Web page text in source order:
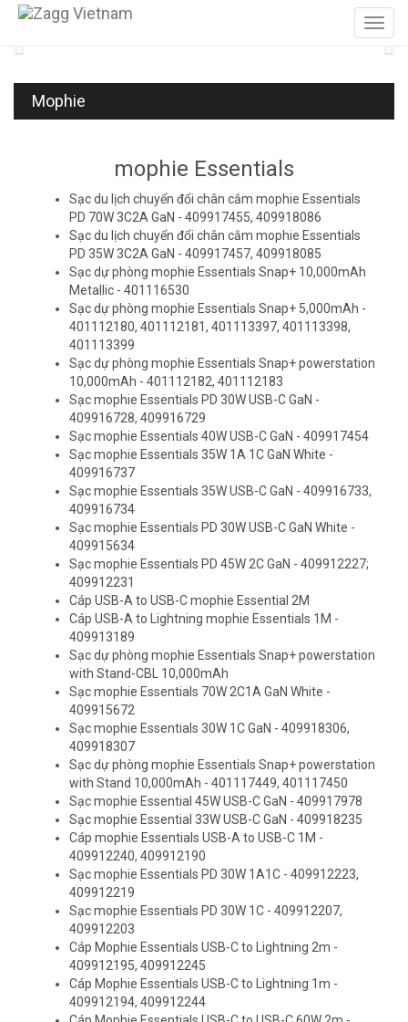
Previous
Mophie
mophie Essentials
Sạc du lịch chuyển đổi chân cắm mophie Essentials
PD 70W 3C2A GaN - 409917455, 409918086
Sạc du lịch chuyển đổi chân cắm mophie Essentials
PD 35W 3C2A GaN - 409917457, 409918085
Sạc dự phòng mophie Essentials Snap+ 10,000mAh
Metallic - 401116530
Sạc dự phòng mophie Essentials Snap+ 5,000mAh -
401112180, 401112181, 401113397, 401113398,
401113399
Sạc dự phòng mophie Essentials Snap+ powerstation
10,000mAh - 401112182, 401112183
Sạc mophie Essentials PD 30W USB-C GaN -
409916728, 409916729
Sạc mophie Essentials 40W USB-C GaN - 409917454
Sạc mophie Essentials 35W 1A 1C GaN White -
409916737
Sạc mophie Essentials 35W USB-C GaN - 409916733,
409916734
Sạc mophie Essentials PD 30W USB-C GaN White -
409915634
Sạc mophie Essentials PD 45W 2C GaN - 409912227;
409912231
Cáp USB-A to USB-C mophie Essential 2M
Cáp USB-A to Lightning mophie Essentials 1M -
409913189
Sạc dự phòng mophie Essentials Snap+ powerstation
with Stand-CBL 10,000mAh
Sạc mophie Essentials 70W 2C1A GaN White -
409915672
Sạc mophie Essentials 30W 1C GaN - 409918306,
409918307
Sạc dự phòng mophie Essentials Snap+ powerstation
with Stand 10,000mAh - 401117449, 401117450
Sạc mophie Essential 45W USB-C GaN - 409917978
Sạc mophie Essential 33W USB-C GaN - 409918235
Cáp mophie Essentials USB-A to USB-C 1M -
409912240, 409912190
Sạc mophie Essentials PD 30W 1A1C - 409912223,
409912219
Sạc mophie Essentials PD 30W 1C - 409912207,
409912203
Cáp Mophie Essentials USB-C to Lightning 2m -
409912195, 409912245
Cáp Mophie Essentials USB-C to Lightning 1m -
409912194, 409912244